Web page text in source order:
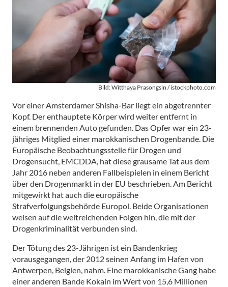
Bild: Witthaya Prasongsin / istockphoto.com
Vor einer Amsterdamer Shisha-Bar liegt ein abgetrennter
Kopf. Der enthauptete Körper wird weiter entfernt in
einem brennenden Auto gefunden. Das Opfer war ein 23-
jähriges Mitglied einer marokkanischen Drogenbande. Die
Europäische Beobachtungsstelle für Drogen und
Drogensucht, EMCDDA, hat diese grausame Tat aus dem
Jahr 2016 neben anderen Fallbeispielen in einem Bericht
über den Drogenmarkt in der EU beschrieben. Am Bericht
mitgewirkt hat auch die europäische
Strafverfolgungsbehörde Europol. Beide Organisationen
weisen auf die weitreichenden Folgen hin, die mit der
Drogenkriminalität verbunden sind.
Der Tötung des 23-Jährigen ist ein Bandenkrieg
vorausgegangen, der 2012 seinen Anfang im Hafen von
Antwerpen, Belgien, nahm. Eine marokkanische Gang habe
einer anderen Bande Kokain im Wert von 15,6 Millionen